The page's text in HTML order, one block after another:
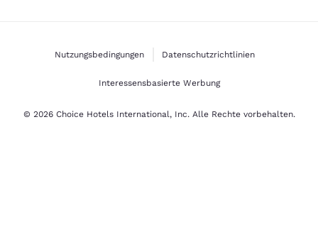
Nutzungsbedingungen Datenschutzrichtlinien
Interessensbasierte Werbung
© 2026 Choice Hotels International, Inc. Alle Rechte vorbehalten.